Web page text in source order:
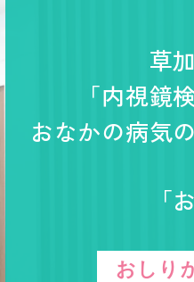
草
「内視鏡
おなかの病気
「
おしり